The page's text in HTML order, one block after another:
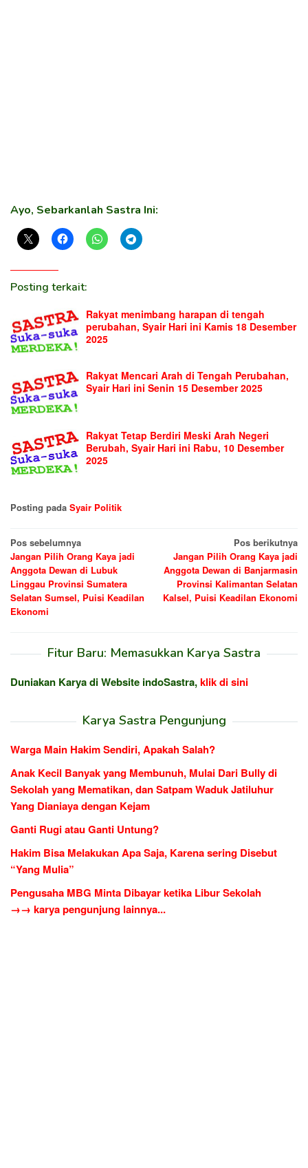
Ayo, Sebarkanlah Sastra Ini:
Posting terkait:
Rakyat menimbang harapan di tengah
perubahan, Syair Hari ini Kamis 18 Desember
2025
Rakyat Mencari Arah di Tengah Perubahan,
Syair Hari ini Senin 15 Desember 2025
Rakyat Tetap Berdiri Meski Arah Negeri
Berubah, Syair Hari ini Rabu, 10 Desember
2025
Posting pada Syair Politik
Navigasi
pos
Pos sebelumnya
Jangan Pilih Orang Kaya jadi
Anggota Dewan di Lubuk
Linggau Provinsi Sumatera
Selatan Sumsel, Puisi Keadilan
Ekonomi
Pos berikutnya
Jangan Pilih Orang Kaya jadi
Anggota Dewan di Banjarmasin
Provinsi Kalimantan Selatan
Kalsel, Puisi Keadilan Ekonomi
Fitur Baru: Memasukkan Karya Sastra
Duniakan Karya di Website indoSastra,klik di sini
Karya Sastra Pengunjung
Warga Main Hakim Sendiri, Apakah Salah?
Anak Kecil Banyak yang Membunuh, Mulai Dari Bully di
Sekolah yang Mematikan, dan Satpam Waduk Jatiluhur
Yang Dianiaya dengan Kejam
Ganti Rugi atau Ganti Untung?
Hakim Bisa Melakukan Apa Saja, Karena sering Disebut
“Yang Mulia”
Pengusaha MBG Minta Dibayar ketika Libur Sekolah
→→ karya pengunjung lainnya...